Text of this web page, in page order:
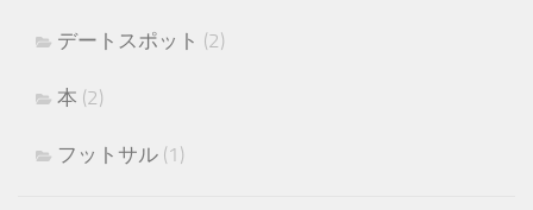
デートスポット (2)
本 (2)
フットサル (1)